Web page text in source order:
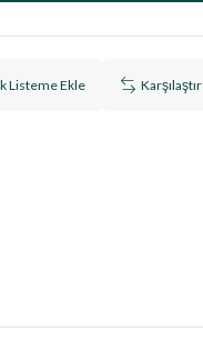
Listeme Ekle Karşılaştır